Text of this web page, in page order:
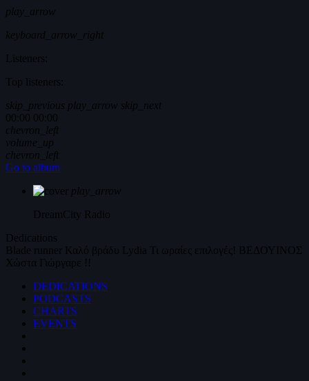
play_arrow
keyboard_arrow_right
Listeners:
Top listeners:
skip_previous play_arrow skip_next
00:00 00:00
chevron_left
volume_up
chevron_left
Go to album
play_arrow
DreamCity Radio
Dedications
Blade runner Καλό βράδυ Lydia Τι ωραίες επιλογές! ΒΕΔΟΥΙΝΟΣ
Χώστα Γιώργαρε !!
DEDICATIONS
PODCASTS
CHARTS
EVENTS